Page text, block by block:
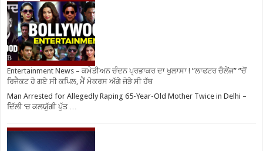
Entertainment News – ਕਮੇਡੀਅਨ ਚੰਦਨ ਪ੍ਰਭਾਕਰ ਦਾ ਖੁਲਾਸਾ ! ”ਲਾਫਟਰ ਚੈਲੇਂਜ” ”ਚੋਂ
ਰਿਜੈਕਟ ਹੋ ਗਏ ਸੀ ਕਪਿਲ, ਮੈਂ ਮੇਕਰਸ ਅੱਗੇ ਜੋੜੇ ਸੀ ਹੱਥ
Man Arrested for Allegedly Raping 65-Year-Old Mother Twice in Delhi –
ਦਿੱਲੀ ‘ਚ ਕਲਯੁੱਗੀ ਪੁੱਤ …